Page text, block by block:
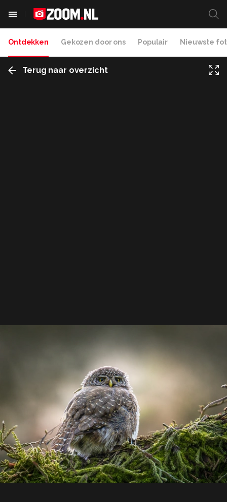
Ontdekken Gekozen door ons Populair Nieuwste
Terug naar overzicht